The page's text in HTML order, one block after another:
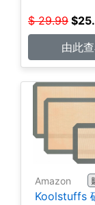
$ 29.99 $
由此
Amazon
Koolstuffs